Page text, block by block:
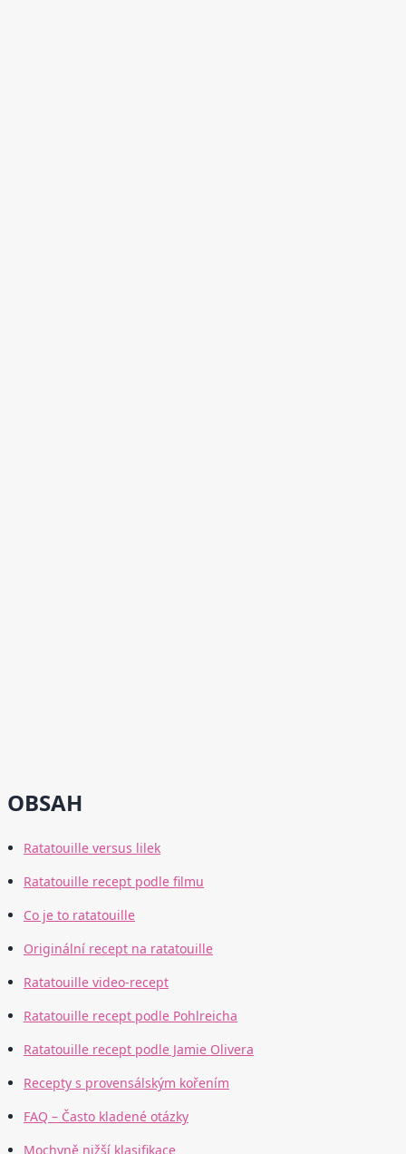
OBSAH
Ratatouille versus lilek
Ratatouille recept podle filmu
Co je to ratatouille
Originální recept na ratatouille
Ratatouille video-recept
Ratatouille recept podle Pohlreicha
Ratatouille recept podle Jamie Olivera
Recepty s provensálským kořením
FAQ – Často kladené otázky
Mochyně nižší klasifikace